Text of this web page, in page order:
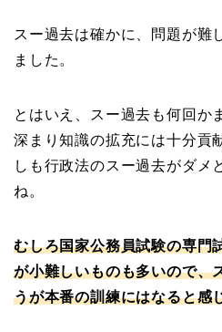
スー過去は確かに、問題が難
ました。
とはいえ、スー過去も何回か
深まり知識の拡充には十分貢
しも行政法のスー過去がダメ
ね。
むしろ国家公務員試験の専門
が小難しいものも多いので、
うが本番の訓練にはなると感